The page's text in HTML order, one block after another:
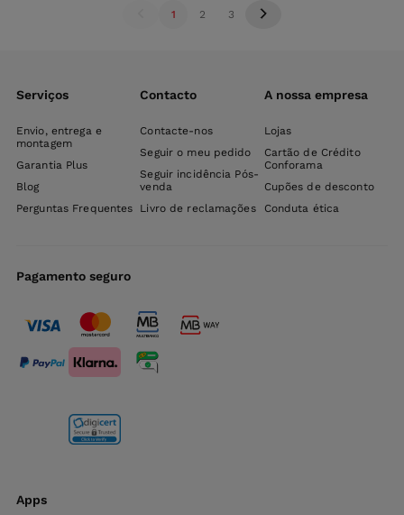
1 2 3
Serviços
Envio, entrega e
montagem
Garantia Plus
Blog
Perguntas Frequentes
Contacto
Contacte-nos
Seguir o meu pedido
Seguir incidência Pós-
venda
Livro de reclamações
A nossa empresa
Lojas
Cartão de Crédito
Conforama
Cupões de desconto
Conduta ética
Pagamento seguro
Apps